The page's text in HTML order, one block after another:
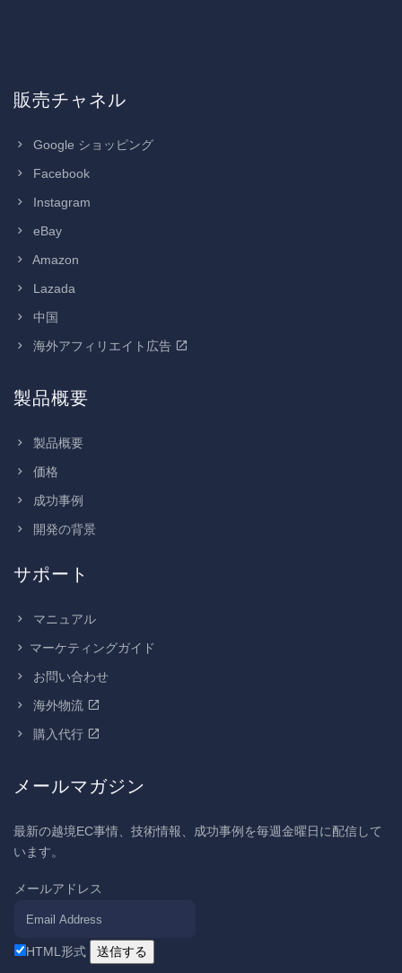
販売チャネル
Google ショッピング
Facebook
Instagram
eBay
Amazon
Lazada
中国
海外アフィリエイト広告
製品概要
製品概要
価格
成功事例
開発の背景
サポート
マニュアル
マーケティングガイド
お問い合わせ
海外物流
購入代行
メールマガジン
最新の越境EC事情、技術情報、成功事例を毎週金曜日に配信して
います。
メールアドレス
HTML形式